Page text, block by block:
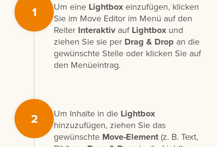
1 Um eine Lightbox einzufügen, klicken
Sie im Move Editor im Menü auf den
Reiter InteraktivaufLightbox und
ziehen Sie sie per Drag & Drop an die
gewünschte Stelle oder klicken Sie auf
den Menüeintrag.
2 Um Inhalte in die Lightbox
hinzuzufügen, ziehen Sie das
gewünschte Move-Element(z. B. Text,